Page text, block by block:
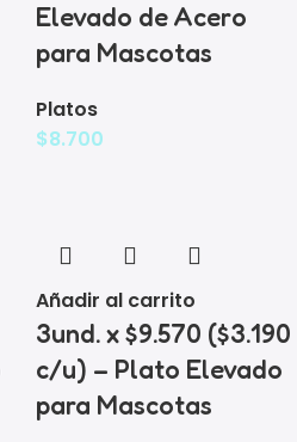
Elevado de Acero
para Mascotas
Platos
$8.700
Añadir al carrito
3und. x $9.570 ($3.190
c/u) – Plato Elevado
para Mascotas